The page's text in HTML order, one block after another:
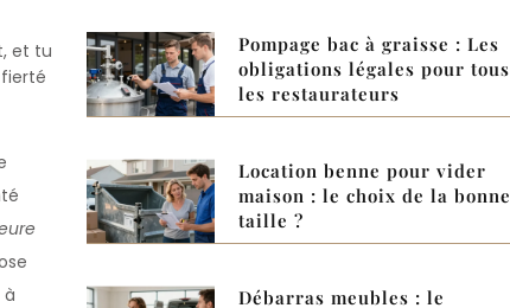
et tu
Pompage bac à graisse : Les
obligations légales pour tous
les restaurateurs
Location benne pour vider
maison : le choix de la bonne
taille ?
Débarras meubles : le